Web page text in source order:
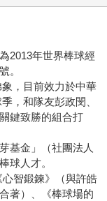
2013年世界棒球經
。
，目前效力於中華
，和隊友彭政閔、
鍵致勝的組合打
基金」（社團法人
球人才。
智鍛鍊》（與許皓
著）、《棒球場的